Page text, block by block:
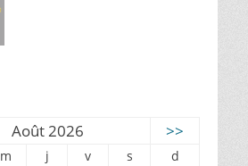
Août 2026 >>
m j v s d